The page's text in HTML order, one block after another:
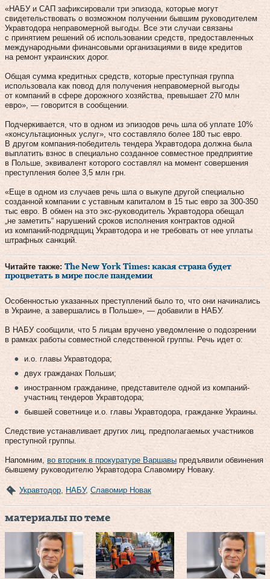
«НАБУ и САП зафиксировали три эпизода, которые могут
свидетельствовать о возможном получении бывшим руководителем
Укравтодора неправомерной выгоды. Все эти случаи связаны
с принятием решений об использовании средств, предоставленных
международными финансовыми организациями в виде кредитов
на ремонт украинских дорог.
Общая сумма кредитных средств, которые преступная группа
использовала как повод для получения неправомерной выгоды
от компаний в сфере дорожного хозяйства, превышает 270 млн
евро», — говорится в сообщении.
Подчеркивается, что в одном из эпизодов речь шла об уплате 10%
«консультационных услуг», что составляло более 180 тыс евро.
В другом компания-победитель тендера Укравтодора должна была
выплатить взнос в специально созданное совместное предприятие
в Польше, эквивалент которого составлял на момент совершения
преступления более 3,5 млн грн.
«Еще в одном из случаев речь шла о выкупе другой специально
созданной компании с уставным капиталом в 15 тыс евро за 300-350
тыс евро. В обмен на это экс-руководитель Укравтодора обещал
„не заметить“ нарушений сроков исполнения контрактов одной
из компаний-подрядщиц Укравтодора и не требовать от нее уплаты
штрафных санкций.
Читайте также: The New York Times: какая страна будет
процветать в мире после пандемии
Особенностью указанных преступлений было то, что они начинались
в Украине, а завершались в Польше», — добавили в НАБУ.
В НАБУ сообщили, что 5 лицам вручено уведомление о подозрении
в рамках работы совместной следственной группы. Речь идет о:
и.о. главы Укравтодора;
двух гражданах Польши;
иностранном гражданине, представителе одной из компаний-
участниц тендеров Укравтодора;
бывшей советнице и.о. главы Укравтодора, гражданке Украины.
Следствие устанавливает других лиц, предполагаемых участников
преступной группы.
Напомним, во вторник в прокуратуре Варшавы предъявили обвинения
бывшему руководителю Укравтодора Славомиру Новаку.
Укравтодор НАБУ, Славомир Новак
материалы по теме